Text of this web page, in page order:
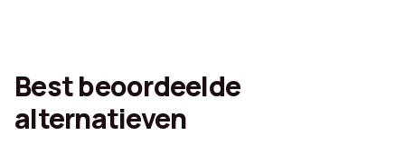
Best beoordeelde
alternatieven